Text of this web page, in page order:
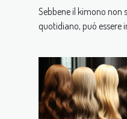
Sebbene il kimono non
quotidiano, può essere